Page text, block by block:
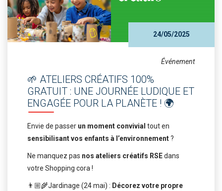
24/05/2025
Événement
🌱 ATELIERS CRÉATIFS 100%
GRATUIT : UNE JOURNÉE LUDIQUE ET
ENGAGÉE POUR LA PLANÈTE ! 🌍
Envie de passer un moment convivial tout en
sensibilisant vos enfants à l’environnement?
Ne manquez pas nos ateliers créatifs RSEdans
votre Shopping cora !
👨🏼‍🌾Jardinage (24 mai) : Décorez votre propre